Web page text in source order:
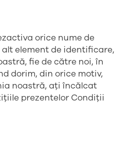
orice nume de
element de identificare,
fie de către noi, în
dorim, din orice motiv,
noastră, ați încălcat
prezentelor Condiții